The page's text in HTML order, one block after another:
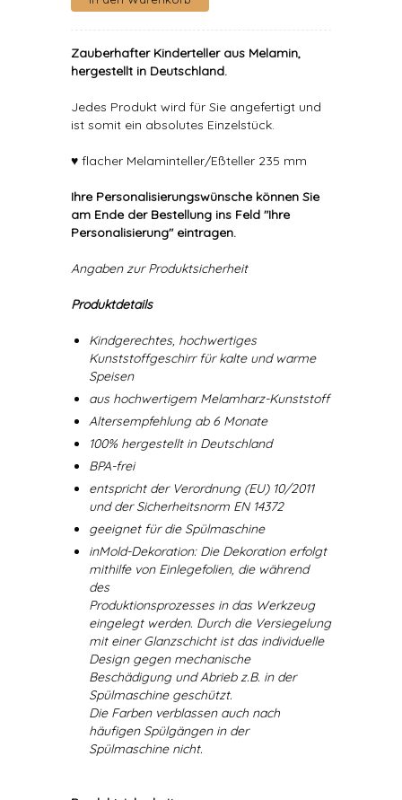
Zauberhafter Kinderteller aus Melamin,
hergestellt in Deutschland.
Jedes Produkt wird für Sie angefertigt und
ist somit ein absolutes Einzelstück.
♥ flacher Melaminteller/Eßteller 235 mm
Ihre Personalisierungswünsche können Sie
am Ende der Bestellung ins Feld "Ihre
Personalisierung" eintragen.
Angaben zur Produktsicherheit
Produktdetails
Kindgerechtes, hochwertiges
Kunststoffgeschirr für kalte und warme
Speisen
aus hochwertigem Melamharz-Kunststoff
Altersempfehlung ab 6 Monate
100% hergestellt in Deutschland
BPA-frei
entspricht der Verordnung (EU) 10/2011
und der Sicherheitsnorm EN 14372
geeignet für die Spülmaschine
inMold-Dekoration: Die Dekoration erfolgt
mithilfe von Einlegefolien, die während
des
Produktionsprozesses in das Werkzeug
eingelegt werden. Durch die Versiegelung
mit einer Glanzschicht ist das individuelle
Design gegen mechanische
Beschädigung und Abrieb z.B. in der
Spülmaschine geschützt.
Die Farben verblassen auch nach
häufigen Spülgängen in der
Spülmaschine nicht.